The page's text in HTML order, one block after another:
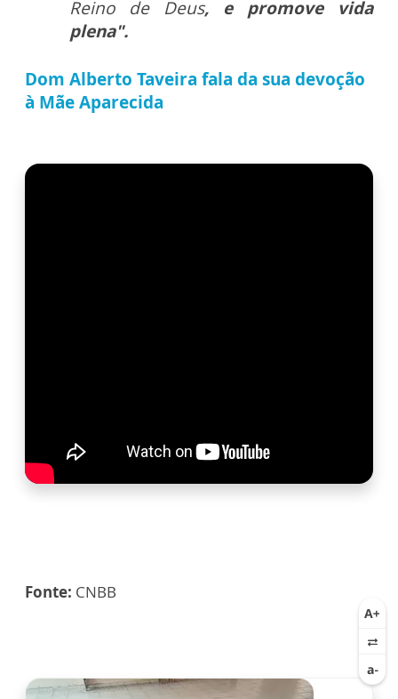
Reino de Deus, e promove vida
plena".
Dom Alberto Taveira fala da sua devoção
à Mãe Aparecida
Fonte: CNBB